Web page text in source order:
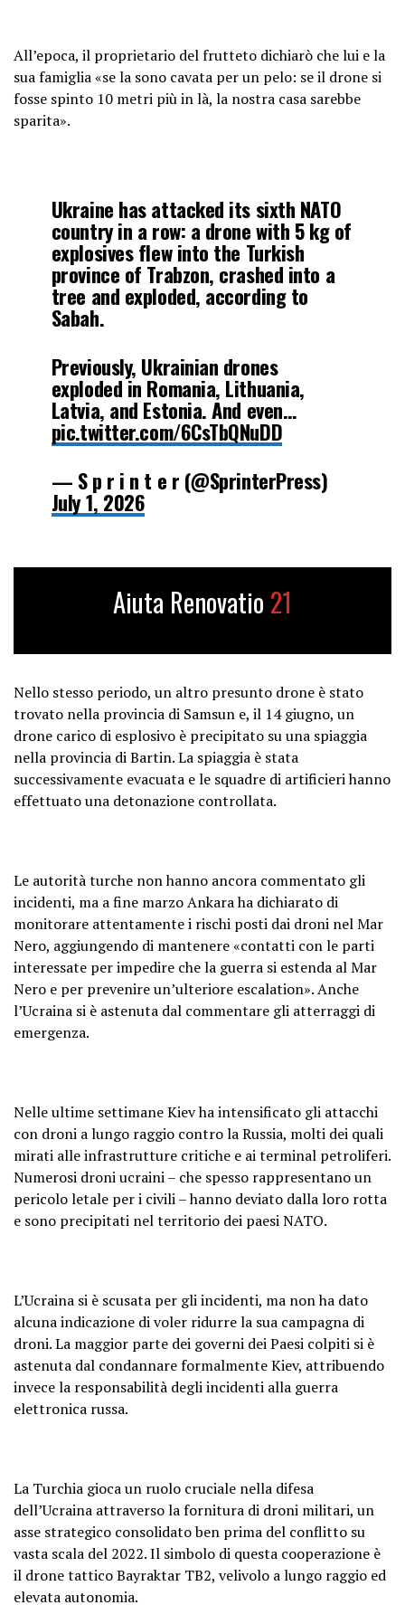
All’epoca, il proprietario del frutteto dichiarò che lui e la
sua famiglia «se la sono cavata per un pelo: se il drone si
fosse spinto 10 metri più in là, la nostra casa sarebbe
sparita».
Ukraine has attacked its sixth NATO
country in a row: a drone with 5 kg of
explosives flew into the Turkish
province of Trabzon, crashed into a
tree and exploded, according to
Sabah.
Previously, Ukrainian drones
exploded in Romania, Lithuania,
Latvia, and Estonia. And even…
pic.twitter.com/6CsTbQNuDD
— S p r i n t e r (@SprinterPress)
July 1, 2026
Aiuta Renovatio 21
Nello stesso periodo, un altro presunto drone è stato
trovato nella provincia di Samsun e, il 14 giugno, un
drone carico di esplosivo è precipitato su una spiaggia
nella provincia di Bartin. La spiaggia è stata
successivamente evacuata e le squadre di artificieri hanno
effettuato una detonazione controllata.
Le autorità turche non hanno ancora commentato gli
incidenti, ma a fine marzo Ankara ha dichiarato di
monitorare attentamente i rischi posti dai droni nel Mar
Nero, aggiungendo di mantenere «contatti con le parti
interessate per impedire che la guerra si estenda al Mar
Nero e per prevenire un’ulteriore escalation». Anche
l’Ucraina si è astenuta dal commentare gli atterraggi di
emergenza.
Nelle ultime settimane Kiev ha intensificato gli attacchi
con droni a lungo raggio contro la Russia, molti dei quali
mirati alle infrastrutture critiche e ai terminal petroliferi.
Numerosi droni ucraini – che spesso rappresentano un
pericolo letale per i civili – hanno deviato dalla loro rotta
e sono precipitati nel territorio dei paesi NATO.
L’Ucraina si è scusata per gli incidenti, ma non ha dato
alcuna indicazione di voler ridurre la sua campagna di
droni. La maggior parte dei governi dei Paesi colpiti si è
astenuta dal condannare formalmente Kiev, attribuendo
invece la responsabilità degli incidenti alla guerra
elettronica russa.
La Turchia gioca un ruolo cruciale nella difesa
dell’Ucraina attraverso la fornitura di droni militari, un
asse strategico consolidato ben prima del conflitto su
vasta scala del 2022. Il simbolo di questa cooperazione è
il drone tattico Bayraktar TB2, velivolo a lungo raggio ed
elevata autonomia.